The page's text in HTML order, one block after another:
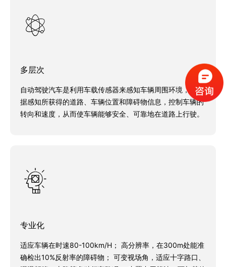
多层次
自动驾驶汽车是利用车载传感器来感知车辆周围环境，并根
据感知所获得的道路、车辆位置和障碍物信息，控制车辆的
转向和速度，从而使车辆能够安全、可靠地在道路上行驶。
专业化
适应车辆在时速80-100km/H； 高分辨率，在300m处能准
确检出10%反射率的障碍物； 可变视场角，适应十字路口、